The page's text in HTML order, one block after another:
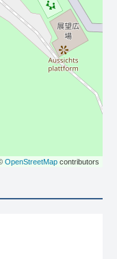
OpenStreetMap contributors